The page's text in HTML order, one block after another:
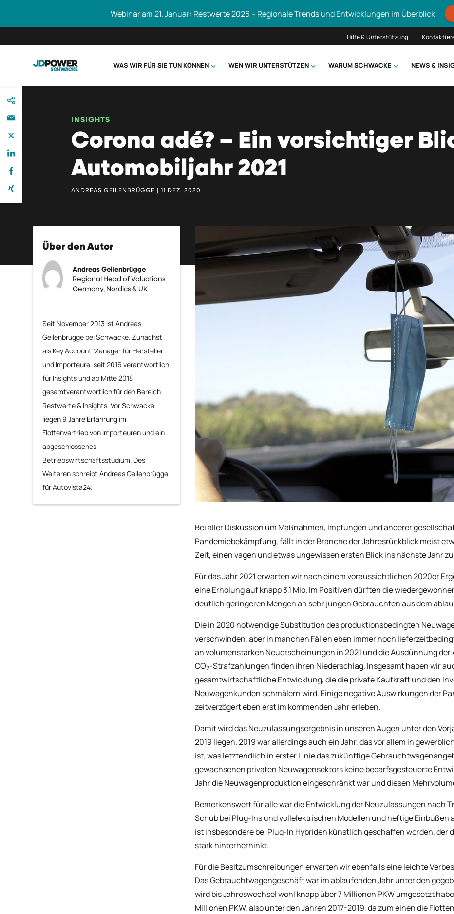
zum
Inhalt
Webinar am 21. Januar: Restwerte 2026 – Regionale Trends und Entwicklungen im Überblick
Hilfe & Unterstützung
WAS WIR FÜR SIE TUN KÖNNEN WEN WIR UNTERSTÜTZEN WARUM SCHWACKE NEWS &
INSIGHTS
Corona adé? – Ein vorsichtiger
Automobiljahr 2021
ANDREAS GEILENBRÜGGE | 11 DEZ. 2020
Über den Autor
Andreas Geilenbrügge
Regional Head of Valuations
Germany, Nordics & UK
Seit November 2013 ist Andreas
Geilenbrügge bei Schwacke. Zunächst
als Key Account Manager für Hersteller
und Importeure, seit 2016 verantwortlich
für Insights und ab Mitte 2018
gesamtverantwortlich für den Bereich
Restwerte & Insights. Vor Schwacke
liegen 9 Jahre Erfahrung im
Flottenvertrieb von Importeuren und ein
abgeschlossenes
Betriebswirtschaftsstudium. Des
Weiteren schreibt Andreas Geilenbrügge
für Autovista24.
Bei aller Diskussion um Maßnahmen, Impfungen und anderer
Pandemiebekämpfung, fällt in der Branche der Jahresrückblick meist
Zeit, einen vagen und etwas ungewissen ersten Blick ins nächste Jahr
Für das Jahr 2021 erwarten wir nach einem voraussichtlichen 2020er
eine Erholung auf knapp 3,1 Mio. Im Positiven dürften die
deutlich geringeren Mengen an sehr jungen Gebrauchten aus dem
Die in 2020 notwendige Substitution des produktionsbedingten
verschwinden, aber in manchen Fällen eben immer noch
an volumenstarken Neuerscheinungen in 2021 und die Ausdünnung
CO2-Strafzahlungen finden ihren Niederschlag. Insgesamt haben wir
gesamtwirtschaftliche Entwicklung, die die private Kaufkraft und den
Neuwagenkunden schmälern wird. Einige negative Auswirkungen der
zeitverzögert eben erst im kommenden Jahr erleben.
Damit wird das Neuzulassungsergebnis in unseren Augen unter den
2019 liegen. 2019 war allerdings auch ein Jahr, das vor allem in
ist, was letztendlich in erster Linie das zukünftige
gewachsenen privaten Neuwagensektors keine bedarfsgesteuerte
Jahr die Neuwagenproduktion eingeschränkt war und diesen
Bemerkenswert für alle war die Entwicklung der Neuzulassungen nach
Schub bei Plug-Ins und vollelektrischen Modellen und heftige Einbußen
ist insbesondere bei Plug-In Hybriden künstlich geschaffen worden, der
stark hinterherhinkt.
Für die Besitzumschreibungen erwarten wir ebenfalls eine leichte
Das Gebrauchtwagengeschäft war im ablaufenden Jahr unter den
wird bis Jahreswechsel wohl knapp über 7 Millionen PKW umgesetzt
Millionen PKW, also unter den Jahren 2017-2019, da zum einen die